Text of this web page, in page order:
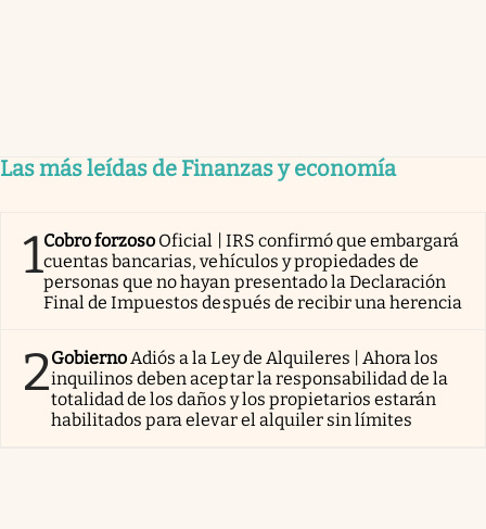
Las más leídas de Finanzas y economía
1Cobro forzoso Oficial | IRS confirmó que embargará
cuentas bancarias, vehículos y propiedades de
personas que no hayan presentado la Declaración
Final de Impuestos después de recibir una herencia
2GobiernoAdiós a la Ley de Alquileres | Ahora los
inquilinos deben aceptar la responsabilidad de la
totalidad de los daños y los propietarios estarán
habilitados para elevar el alquiler sin límites